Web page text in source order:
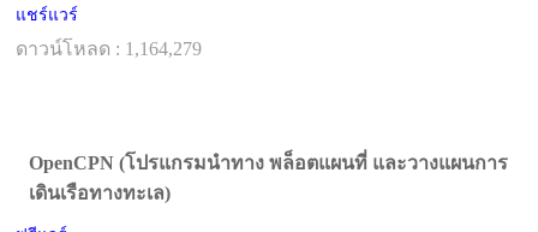
แชร์แวร์
ดาวน์โหลด : 1,164,279
OpenCPN (โปรแกรมนำทาง พล็อตแผนที่ และวางแผนการ
เดินเรือทางทะเล)